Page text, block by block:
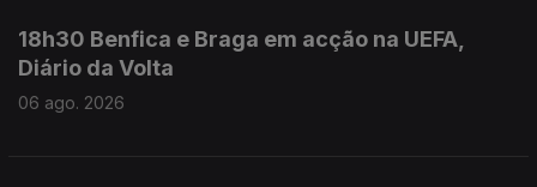
18h30 Benfica e Braga em acção na UEFA,
Diário da Volta
06 ago. 2026